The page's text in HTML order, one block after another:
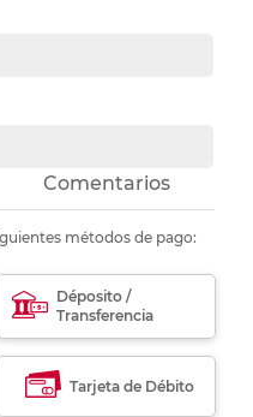
Comentarios
métodos de pago:
Déposito /
Transferencia
Tarjeta de Débito